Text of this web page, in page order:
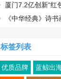
厦门7.2亿创新“红
《中华经典》诗
标签列表
优质品牌 蓝鲸出